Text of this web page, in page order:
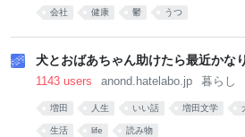
会社 健康 鬱 うつ
犬とおばあちゃん助けたら最近かな
1143 users anond.hatelabo.jp 暮らし
増田 人生 いい話 増田文学
生活 life 読み物